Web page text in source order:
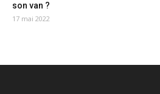
son van ?
17 mai 2022